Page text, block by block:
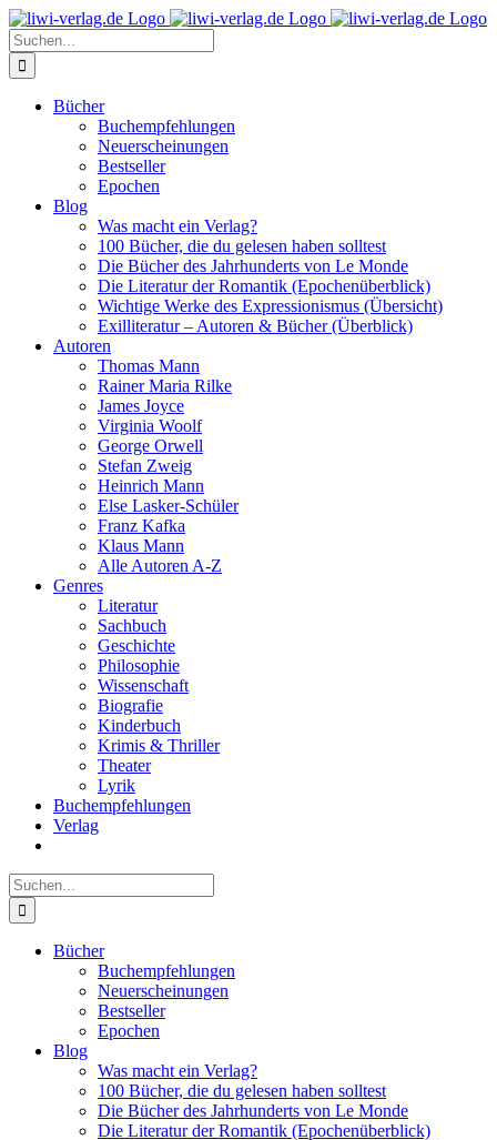
Skip
to
content
Suche
nach:
Bücher
Buchempfehlungen
Neuerscheinungen
Bestseller
Epochen
Blog
Was macht ein Verlag?
100 Bücher, die du gelesen haben solltest
Die Bücher des Jahrhunderts von Le Monde
Die Literatur der Romantik (Epochenüberblick)
Wichtige Werke des Expressionismus (Übersicht)
Exilliteratur – Autoren & Bücher (Überblick)
Autoren
Thomas Mann
Rainer Maria Rilke
James Joyce
Virginia Woolf
George Orwell
Stefan Zweig
Heinrich Mann
Else Lasker-Schüler
Franz Kafka
Klaus Mann
Alle Autoren A-Z
Genres
Literatur
Sachbuch
Geschichte
Philosophie
Wissenschaft
Biografie
Kinderbuch
Krimis & Thriller
Theater
Lyrik
Buchempfehlungen
Verlag
Suche
nach:
Bücher
Buchempfehlungen
Neuerscheinungen
Bestseller
Epochen
Blog
Was macht ein Verlag?
100 Bücher, die du gelesen haben solltest
Die Bücher des Jahrhunderts von Le Monde
Die Literatur der Romantik (Epochenüberblick)